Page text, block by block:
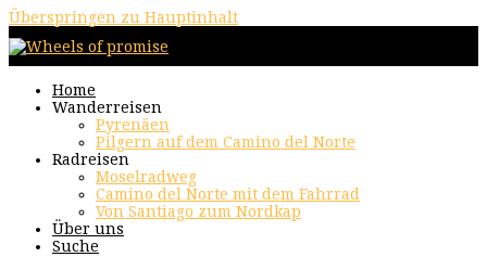
Überspringen zu Hauptinhalt
Home
Wanderreisen
Pyrenäen
Pilgern auf dem Camino del Norte
Radreisen
Moselradweg
Camino del Norte mit dem Fahrrad
Von Santiago zum Nordkap
Über uns
Suche